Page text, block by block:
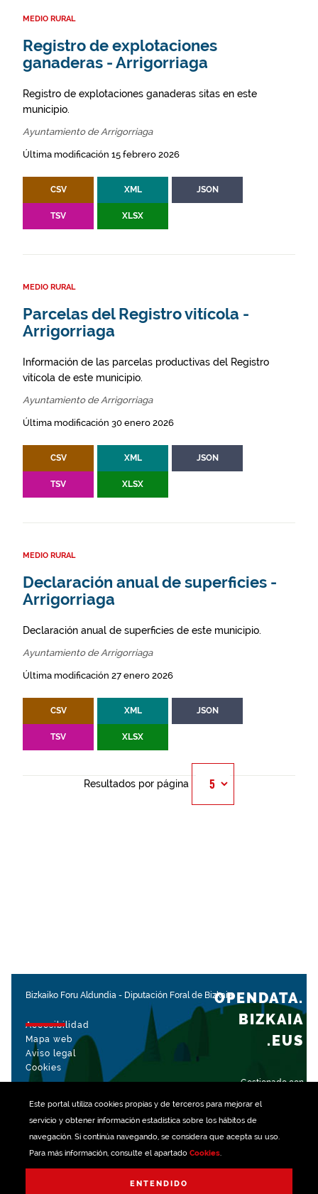
Este portal utiliza cookiespropias y de terceros para mejorar el
servicio y obtener información estadística sobre los hábitos de
navegación. Si continúa navegando, se considera que acepta su uso.
Para más información, consulte el apartado Cookies.
ENTENDIDO
MEDIO RURAL
Registro de explotaciones
ganaderas - Arrigorriaga
Registro de explotaciones ganaderas sitas en este
municipio.
Ayuntamiento de Arrigorriaga
Última modificación 15 febrero 2026
CSV XML JSON
TSV XLSX
MEDIO RURAL
Parcelas del Registro vitícola -
Arrigorriaga
Información de las parcelas productivas del Registro
vitícola de este municipio.
Ayuntamiento de Arrigorriaga
Última modificación 30 enero 2026
CSV XML JSON
TSV XLSX
MEDIO RURAL
Declaración anual de superficies -
Arrigorriaga
Declaración anual de superficies de este municipio.
Ayuntamiento de Arrigorriaga
Última modificación 27 enero 2026
CSV XML JSON
TSV XLSX
Resultados por página
Bizkaiko Foru Aldundia - Diputación Foral de Bizkaia
Accesibilidad
Mapa web
Aviso legal
Cookies
Gestionado con
OPENDATA.
BIZKAIA
.EUS